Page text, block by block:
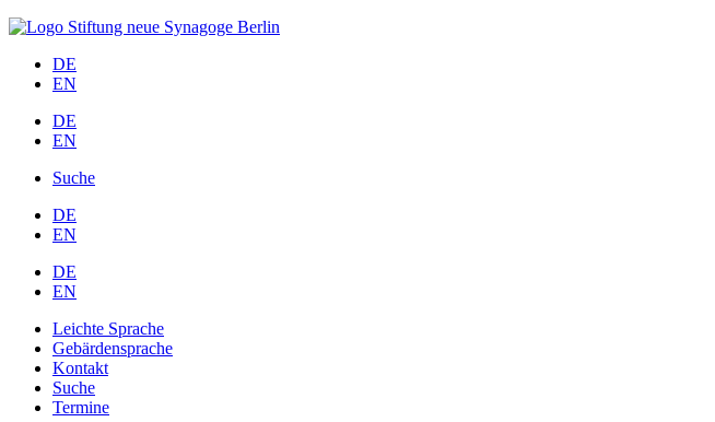
DE
EN
DE
EN
Suche
DE
EN
DE
EN
Leichte Sprache
Gebärdensprache
Kontakt
Suche
Termine